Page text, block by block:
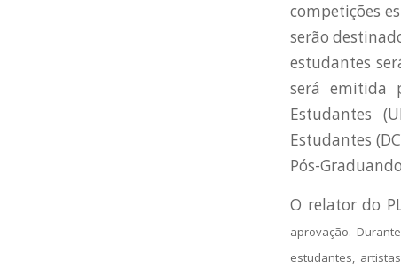
competições
serão
estudantes
será emitida
Estudantes
Estudantes
Pós-
O relator do
aprovação.
estudantes,